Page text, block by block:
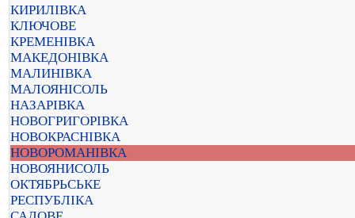
КИРИЛІВКА
КЛЮЧОВЕ
КРЕМЕНІВКА
МАКЕДОНІВКА
МАЛИНІВКА
МАЛОЯНІСОЛЬ
НАЗАРІВКА
НОВОГРИГОРІВКА
НОВОКРАСНІВКА
НОВОРОМАНІВКА
НОВОЯНИСОЛЬ
ОКТЯБРЬСЬКЕ
РЕСПУБЛІКА